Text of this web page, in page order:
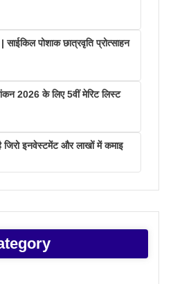
पोशाक छात्रवृति प्रोत्साहन
2026 के लिए 5वीं मेरिट लिस्ट
इनवेस्टमेंट और लाखों में कमाइ